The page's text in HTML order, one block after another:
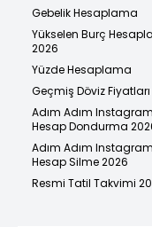
Gebelik Hesaplama
Yükselen Burç
2026
Yüzde Hesaplama
Geçmiş Döviz Fiyatları
Adım Adım Instagram
Hesap Dondurma
Adım Adım Instagram
Hesap Silme 2026
Resmi Tatil Takvimi